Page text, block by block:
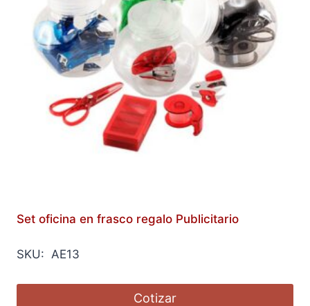
Set oficina en frasco regalo Publicitario
SKU: AE13
Cotizar